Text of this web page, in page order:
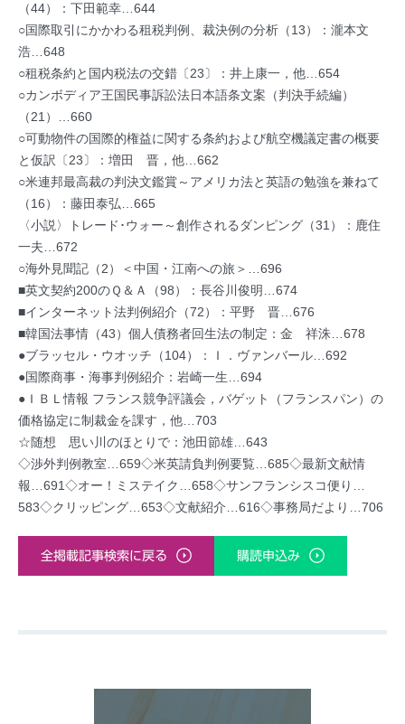
（44）：下田範幸…644
○国際取引にかかわる租税判例、裁決例の分析（13）：瀧本文
浩…648
○租税条約と国内税法の交錯〔23〕：井上康一，他…654
○カンボディア王国民事訴訟法日本語条文案（判決手続編）
（21）…660
○可動物件の国際的権益に関する条約および航空機議定書の概要
と仮訳〔23〕：増田 晋，他…662
○米連邦最高裁の判決文鑑賞～アメリカ法と英語の勉強を兼ねて
（16）：藤田泰弘…665
〈小説〉トレード･ウォー～創作されるダンピング（31）：鹿住
一夫…672
○海外見聞記（2）＜中国・江南への旅＞…696
■英文契約200のＱ＆Ａ（98）：長谷川俊明…674
■インターネット法判例紹介（72）：平野 晋…676
■韓国法事情（43）個人債務者回生法の制定：金 祥洙…678
●ブラッセル・ウオッチ（104）：Ｉ．ヴァンバール…692
●国際商事・海事判例紹介：岩崎一生…694
●ＩＢＬ情報 フランス競争評議会，バゲット（フランスパン）の
価格協定に制裁金を課す，他…703
☆随想 思い川のほとりで：池田節雄…643
◇渉外判例教室…659◇米英請負判例要覧…685◇最新文献情
報…691◇オー！ミステイク…658◇サンフランシスコ便り…
583◇クリッピング…653◇文献紹介…616◇事務局だより…706
全掲載記事検索に戻る 購読申込み